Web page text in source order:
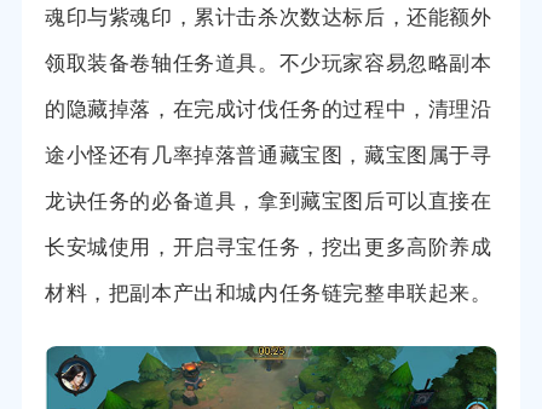
魂印与紫魂印，累计击杀次数达标后，还能额外
领取装备卷轴任务道具。不少玩家容易忽略副本
的隐藏掉落，在完成讨伐任务的过程中，清理沿
途小怪还有几率掉落普通藏宝图，藏宝图属于寻
龙诀任务的必备道具，拿到藏宝图后可以直接在
长安城使用，开启寻宝任务，挖出更多高阶养成
材料，把副本产出和城内任务链完整串联起来。